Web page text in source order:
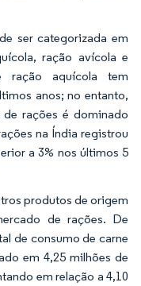
ser categorizada em
ração avícola e
ração aquícola tem
anos; no entanto,
rações é dominado
na Índia registrou
a 3% nos últimos 5
produtos de origem
de rações. De
de consumo de carne
em 4,25 milhões de
em relação a 4,10